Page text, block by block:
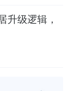
升级逻辑，